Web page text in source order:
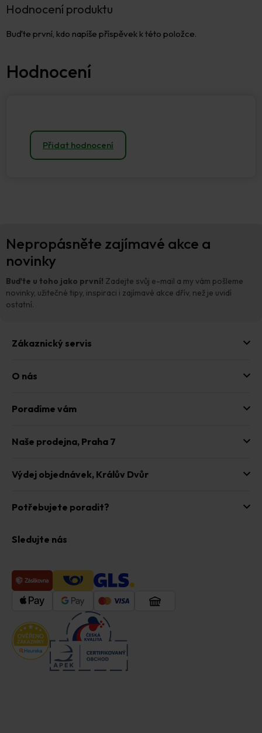
Hodnocení produktu
Buďte první, kdo napíše příspěvek k této položce.
Přidat hodnocení
Nepropásněte zajímavé akce a
novinky
Buďte u toho jako první! Zadejte svůj e-mail a my vám pošleme
novinky, užitečné tipy, inspiraci i zajímavé akce dřív, než je uvidí
ostatní.
Zákaznický servis
O nás
Poradíme vám
Naše prodejna, Praha 7
Výdej objednávek, Králův Dvůr
Potřebujete poradit?
Sledujte nás